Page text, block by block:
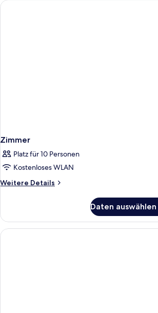
Zimmer
Platz für 10 Personen
Kostenloses WLAN
Weitere Details
Weitere
Daten